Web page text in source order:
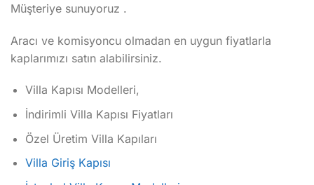
Müşteriye sunuyoruz .
Aracı ve komisyoncu olmadan en uygun fiyatlarla
kaplarımızı satın alabilirsiniz.
Villa Kapısı Modelleri,
İndirimli Villa Kapısı Fiyatları
Özel Üretim Villa Kapıları
Villa Giriş Kapısı